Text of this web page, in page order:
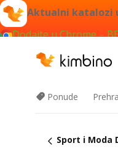
Aktualni katalozi
Dodajte u Chrome –
Ponude
Sport i Moda